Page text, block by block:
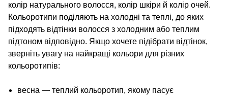
колір натурального волосся, колір шкіри й колір очей.
Кольоротипи поділяють на холодні та теплі, до яких
підходять відтінки волосся з холодним або теплим
підтоном відповідно. Якщо хочете підібрати відтінок,
зверніть увагу на найкращі кольори для різних
кольоротипів:
весна — теплий кольоротип, якому пасує